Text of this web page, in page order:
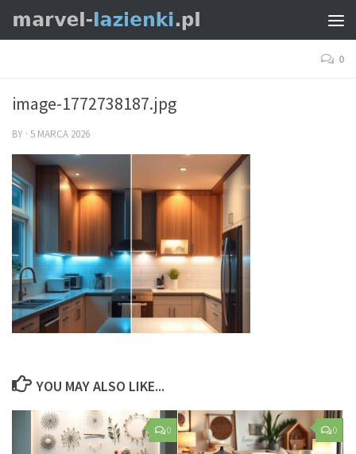
0
image-1772738187.jpg
BY · 5 MARCA 2026
YOU MAY ALSO LIKE...
0 0